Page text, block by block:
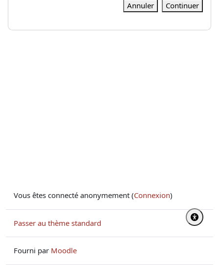
Annuler Continuer
Vous êtes connecté anonymement (Connexion)
Passer au thème standard
Fourni par Moodle